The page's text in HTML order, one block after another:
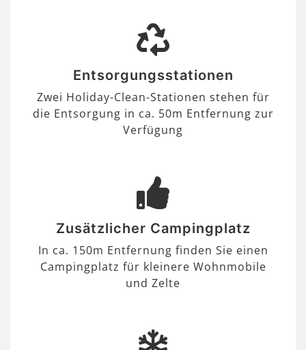
Entsorgungsstationen
Zwei Holiday-Clean-Stationen stehen für
die Entsorgung in ca. 50m Entfernung zur
Verfügung
Zusätzlicher Campingplatz
In ca. 150m Entfernung finden Sie einen
Campingplatz für kleinere Wohnmobile
und Zelte